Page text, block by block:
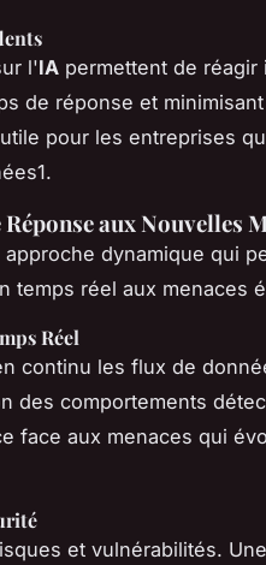
l'IA permettent de réagir
de réponse et
pour les entreprises
aux Nouvelles
dynamique qui
temps réel aux menaces
Réel
continu les flux de
des comportements
face aux menaces qui
et vulnérabilités.